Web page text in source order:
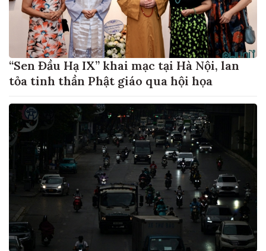
“Sen Đầu Hạ IX” khai mạc tại Hà Nội, lan
tỏa tinh thần Phật giáo qua hội họa